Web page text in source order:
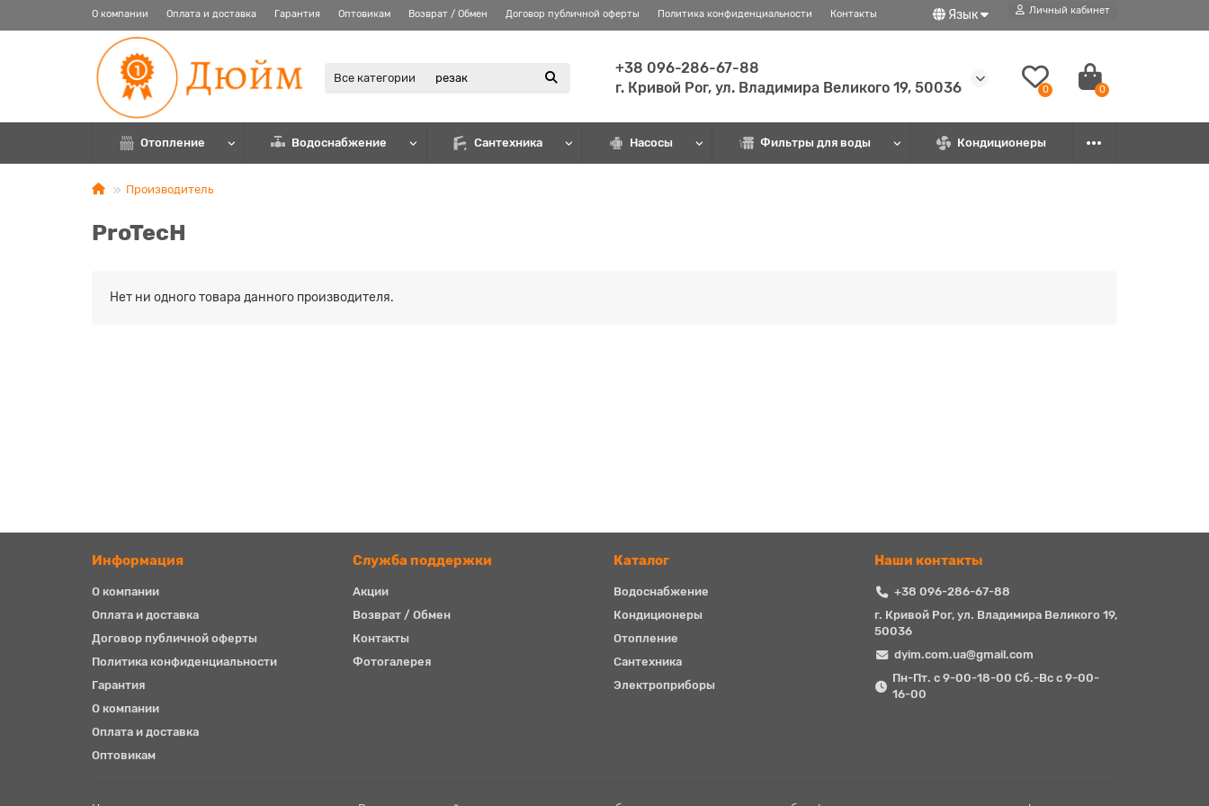
О компании Оплата и доставка Гарантия Оптовикам Возврат / Обмен Договор публичной оферты Политика конфиденциальности Контакты Язык Личный кабинет
Все категории
+38 096-286-67-88
г. Кривой Рог, ул. Владимира Великого 19, 50036
0 0
Отопление Водоснабжение Сантехника Насосы Фильтры для воды Кондиционеры
Производитель
ProTecH
Нет ни одного товара данного производителя.
Информация
О компании
Оплата и доставка
Договор публичной оферты
Политика конфиденциальности
Гарантия
О компании
Оплата и доставка
Оптовикам
Служба поддержки
Акции
Возврат / Обмен
Контакты
Фотогалерея
Каталог
Водоснабжение
Кондиционеры
Отопление
Сантехника
Электроприборы
Наши контакты
+38 096-286-67-88
г. Кривой Рог, ул. Владимира Великого 19,
50036
dyim.com.ua@gmail.com
Пн-Пт. с 9-00-18-00 Сб.-Вс с 9-00-
16-00